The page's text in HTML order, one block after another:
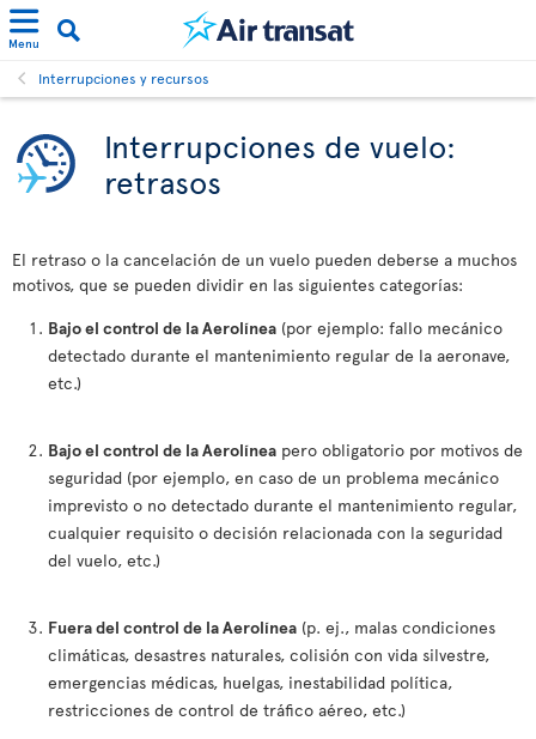
Menu
Interrupciones y recursos
Interrupciones de vuelo:
retrasos
El retraso o la cancelación de un vuelo pueden deberse a muchos
motivos, que se pueden dividir en las siguientes categorías:
Bajo el control de la Aerolínea (por ejemplo: fallo mecánico
detectado durante el mantenimiento regular de la aeronave,
etc.)
Bajo el control de la Aerolínea pero obligatorio por motivos de
seguridad (por ejemplo, en caso de un problema mecánico
imprevisto o no detectado durante el mantenimiento regular,
cualquier requisito o decisión relacionada con la seguridad
del vuelo, etc.)
Fuera del control de la Aerolínea (p. ej., malas condiciones
climáticas, desastres naturales, colisión con vida silvestre,
emergencias médicas, huelgas, inestabilidad política,
restricciones de control de tráfico aéreo, etc.)